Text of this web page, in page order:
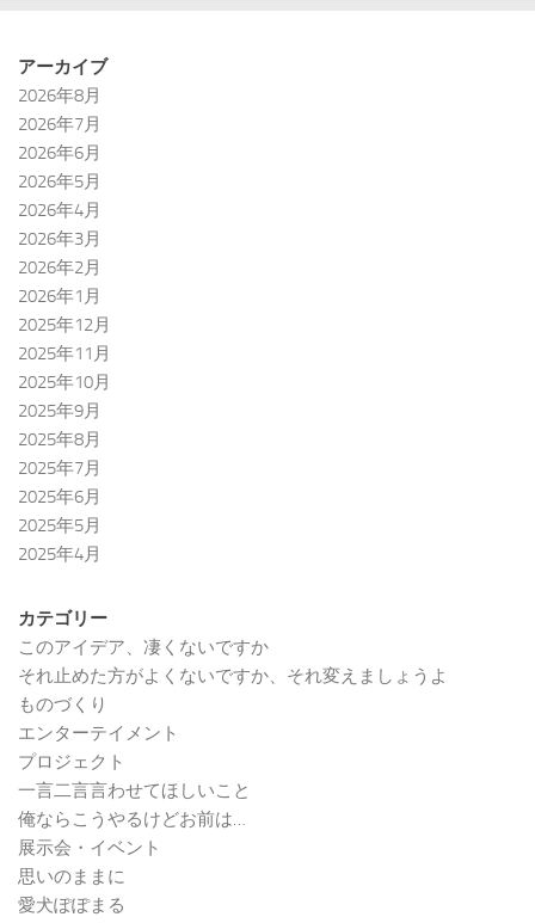
アーカイブ
2026年8月
2026年7月
2026年6月
2026年5月
2026年4月
2026年3月
2026年2月
2026年1月
2025年12月
2025年11月
2025年10月
2025年9月
2025年8月
2025年7月
2025年6月
2025年5月
2025年4月
カテゴリー
このアイデア、凄くないですか
それ止めた方がよくないですか、それ変えましょうよ
ものづくり
エンターテイメント
プロジェクト
一言二言言わせてほしいこと
俺ならこうやるけどお前は…
展示会・イベント
思いのままに
愛犬ぽぽまる